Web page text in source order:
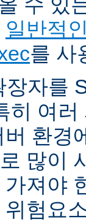
일반적
를 사
장자를
히 여
환경
많이
져야
험요